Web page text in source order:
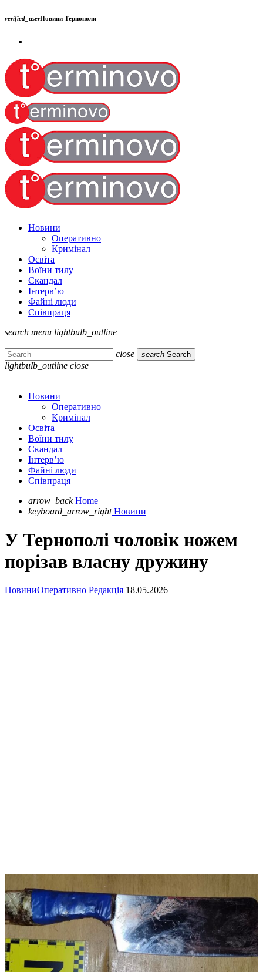
verified_userНовини Тернополя
Новини
Оперативно
Кримінал
Освіта
Воїни тилу
Скандал
Інтерв’ю
Файні люди
Співпраця
search menu lightbulb_outline
close search Search
lightbulb_outline close
Новини
Оперативно
Кримінал
Освіта
Воїни тилу
Скандал
Інтерв’ю
Файні люди
Співпраця
arrow_back Home
keyboard_arrow_right Новини
У Тернополі чоловік ножем
порізав власну дружину
НовиниОперативно Редакція 18.05.2026